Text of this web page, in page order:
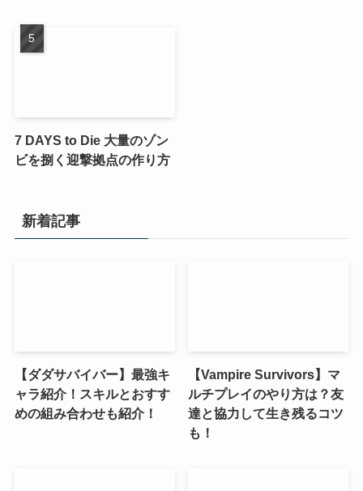
7 DAYS to Die 大量のゾン
ビを捌く迎撃拠点の作り方
新着記事
【ダダサバイバー】最強キ
ャラ紹介！スキルとおすす
めの組み合わせも紹介！
【Vampire Survivors】マ
ルチプレイのやり方は？友
達と協力して生き残るコツ
も！